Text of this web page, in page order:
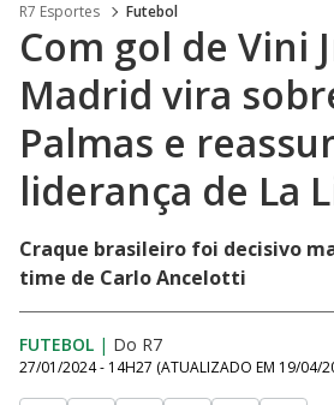
R7 Esportes Futebol
Com gol de Vini
Madrid vira
Palmas e
liderança de La
Craque brasileiro foi decisivo
time de Carlo Ancelotti
FUTEBOL | Do R7
27/01/2024 - 14H27 (ATUALIZADO EM 19/04/